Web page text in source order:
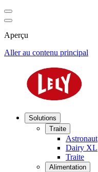
Aperçu
Aller au contenu principal
Solutions
Traite
Astronaut
Dairy XL
Traite
Alimentation